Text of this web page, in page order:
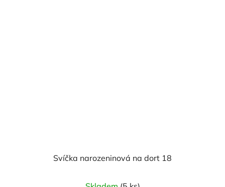
Svíčka narozeninová na dort 18